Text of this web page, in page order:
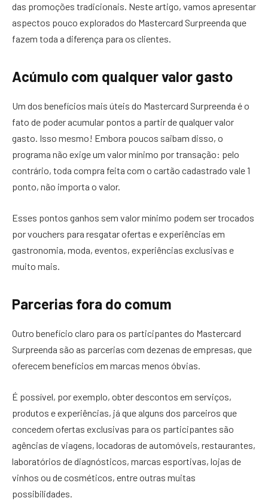
das promoções tradicionais. Neste artigo, vamos apresentar
aspectos pouco explorados do Mastercard Surpreenda que
fazem toda a diferença para os clientes.
Acúmulo com qualquer valor gasto
Um dos benefícios mais úteis do Mastercard Surpreenda é o
fato de poder acumular pontos a partir de qualquer valor
gasto. Isso mesmo! Embora poucos saibam disso, o
programa não exige um valor mínimo por transação: pelo
contrário, toda compra feita com o cartão cadastrado vale 1
ponto, não importa o valor.
Esses pontos ganhos sem valor mínimo podem ser trocados
por vouchers para resgatar ofertas e experiências em
gastronomia, moda, eventos, experiências exclusivas e
muito mais.
Parcerias fora do comum
Outro benefício claro para os participantes do Mastercard
Surpreenda são as parcerias com dezenas de empresas, que
oferecem benefícios em marcas menos óbvias.
É possível, por exemplo, obter descontos em serviços,
produtos e experiências, já que alguns dos parceiros que
concedem ofertas exclusivas para os participantes são
agências de viagens, locadoras de automóveis, restaurantes,
laboratórios de diagnósticos, marcas esportivas, lojas de
vinhos ou de cosméticos, entre outras muitas
possibilidades.